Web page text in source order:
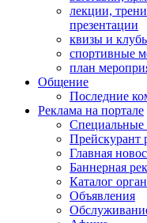
лекции,
презентации
квизы и
спортивные
план
Общение
Последние
Реклама на портале
Специальные
Прейскурант
Главная
Баннерная
Каталог
Объявления